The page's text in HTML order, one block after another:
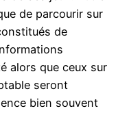
de parcourir sur
de
alors que ceux sur
seront
bien souvent